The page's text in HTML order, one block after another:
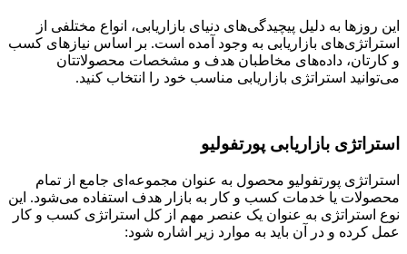
این روزها به دلیل پیچیدگی‌های دنیای بازاریابی، انواع مختلفی از
استراتژی‌های بازاریابی به وجود آمده است. بر اساس نیازهای کسب
و کارتان، داده‌های مخاطبان هدف و مشخصات محصولاتتان
می‌توانید استراتژی بازاریابی مناسب خود را انتخاب کنید.
استراتژی بازاریابی پورتفولیو
استراتژی پورتفولیو محصول به عنوان مجموعه‌ای جامع از تمام
محصولات یا خدمات کسب و کار به بازار هدف استفاده می‌شود. این
نوع استراتژی به عنوان یک عنصر مهم از کل استراتژی کسب و کار
عمل کرده و در آن باید به موارد زیر اشاره شود: